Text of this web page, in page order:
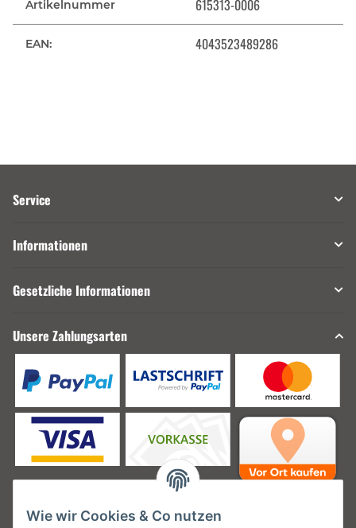
Artikelnummer 615313-0006
EAN: 4043523489286
Service
Informationen
Gesetzliche Informationen
Unsere Zahlungsarten
Unsere Versanddienstleister
Wie wir Cookies & Co nutzen